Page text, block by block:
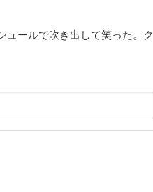
ュールで吹き出して笑った。ク